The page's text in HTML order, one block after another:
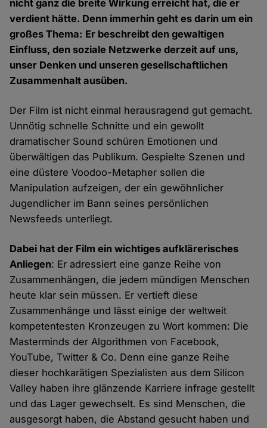
nicht ganz die breite Wirkung erreicht hat, die er
verdient hätte. Denn immerhin geht es darin um ein
großes Thema: Er beschreibt den gewaltigen
Einfluss, den soziale Netzwerke derzeit auf uns,
unser Denken und unseren gesellschaftlichen
Zusammenhalt ausüben.
Der Film ist nicht einmal herausragend gut gemacht.
Unnötig schnelle Schnitte und ein gewollt
dramatischer Sound schüren Emotionen und
überwältigen das Publikum. Gespielte Szenen und
eine düstere Voodoo-Metapher sollen die
Manipulation aufzeigen, der ein gewöhnlicher
Jugendlicher im Bann seines persönlichen
Newsfeeds unterliegt.
Dabei hat der Film ein wichtiges aufklärerisches
Anliegen: Er adressiert eine ganze Reihe von
Zusammenhängen, die jedem mündigen Menschen
heute klar sein müssen. Er vertieft diese
Zusammenhänge und lässt einige der weltweit
kompetentesten Kronzeugen zu Wort kommen: Die
Masterminds der Algorithmen von Facebook,
YouTube, Twitter & Co. Denn eine ganze Reihe
dieser hochkarätigen Spezialisten aus dem Silicon
Valley haben ihre glänzende Karriere infrage gestellt
und das Lager gewechselt. Es sind Menschen, die
ausgesorgt haben, die Abstand gesucht haben und